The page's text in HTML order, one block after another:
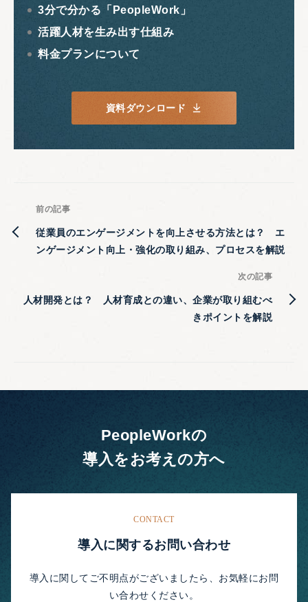
3分で分かる「PeopleWork」
活躍人材を生み出す仕組み
料金プランについて
資料ダウンロード
前の記事
従業員のエンゲージメントを向上させる方法とは？ エ
ンゲージメント向上・強化の取り組み、プロセスを解説
次の記事
人材開発とは？ 人材育成との違い、企業が取り組むべ
きポイントを解説
PeopleWorkの
導入をお考えの方へ
CONTACT
導入に関するお問い合わせ
導入に関してご不明点がございましたら、お気軽にお問
い合わせください。